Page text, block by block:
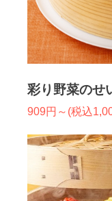
彩り野菜のせ
909円～(税込